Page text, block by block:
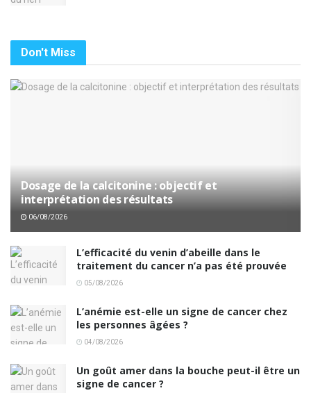
Don't Miss
Dosage de la calcitonine : objectif et
interprétation des résultats
06/08/2026
L’efficacité du venin d’abeille dans le
traitement du cancer n’a pas été prouvée
05/08/2026
L’anémie est-elle un signe de cancer chez
les personnes âgées ?
04/08/2026
Un goût amer dans la bouche peut-il être un
signe de cancer ?